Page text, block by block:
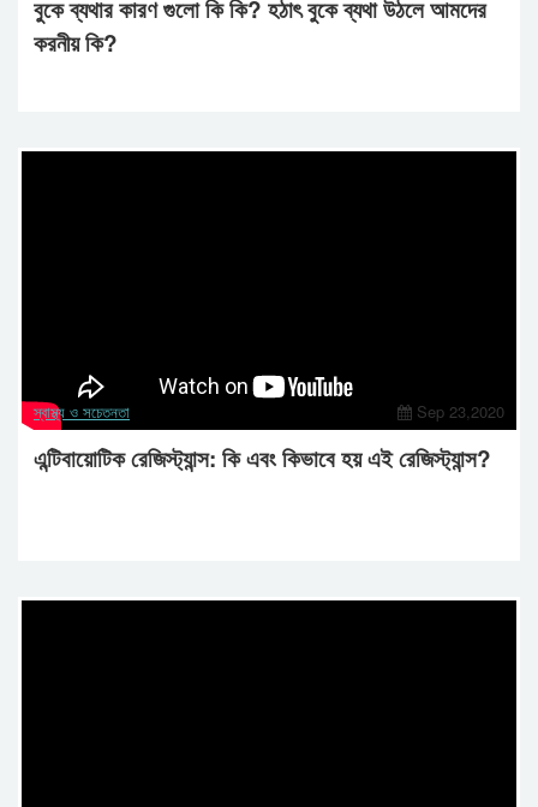
বুকে ব্যথার কারণ গুলো কি কি? হঠাৎ বুকে ব্যথা উঠলে আমদের
করনীয় কি?
স্বাস্থ্য ও সচেতনতা Sep 23,2020
এন্টিবায়োটিক রেজিস্ট্যান্স: কি এবং কিভাবে হয় এই রেজিস্ট্যান্স?